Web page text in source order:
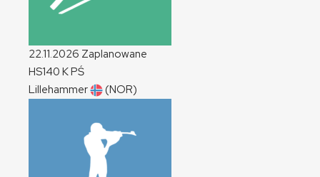
22.11.2026 Zaplanowane
HS140 KPŚ
Lillehammer
(NOR)